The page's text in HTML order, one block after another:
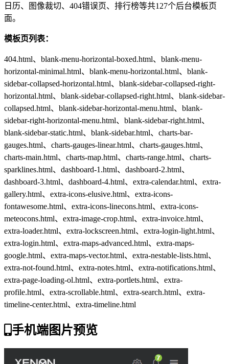
日历、图像裁切、404错误页、排行榜等共127个后台模板页
面。
模板页列表：
404.html、blank-menu-horizontal-boxed.html、blank-menu-
horizontal-minimal.html、blank-menu-horizontal.html、blank-
sidebar-collapsed-horizontal.html、blank-sidebar-collapsed-right-
horizontal.html、blank-sidebar-collapsed-right.html、blank-sidebar-
collapsed.html、blank-sidebar-horizontal-menu.html、blank-
sidebar-right-horizontal-menu.html、blank-sidebar-right.html、
blank-sidebar-static.html、blank-sidebar.html、charts-bar-
gauges.html、charts-gauges-linear.html、charts-gauges.html、
charts-main.html、charts-map.html、charts-range.html、charts-
sparklines.html、dashboard-1.html、dashboard-2.html、
dashboard-3.html、dashboard-4.html、extra-calendar.html、extra-
gallery.html、extra-icons-elusive.html、extra-icons-
fontawesome.html、extra-icons-linecons.html、extra-icons-
meteocons.html、extra-image-crop.html、extra-invoice.html、
extra-loader.html、extra-lockscreen.html、extra-login-light.html、
extra-login.html、extra-maps-advanced.html、extra-maps-
google.html、extra-maps-vector.html、extra-nestable-lists.html、
extra-not-found.html、extra-notes.html、extra-notifications.html、
extra-page-loading-ol.html、extra-portlets.html、extra-
profile.html、extra-scrollable.html、extra-search.html、extra-
timeline-center.html、extra-timeline.html
手机端图片预览